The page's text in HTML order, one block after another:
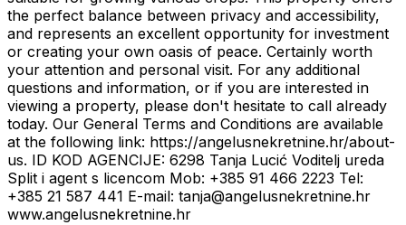
the perfect balance between privacy and accessibility,
and represents an excellent opportunity for investment
or creating your own oasis of peace. Certainly worth
your attention and personal visit. For any additional
questions and information, or if you are interested in
viewing a property, please don't hesitate to call already
today. Our General Terms and Conditions are available
at the following link: https://angelusnekretnine.hr/about-
us. ID KOD AGENCIJE: 6298 Tanja Lucić Voditelj ureda
Split i agent s licencom Mob: +385 91 466 2223 Tel:
+385 21 587 441 E-mail: tanja@angelusnekretnine.hr
www.angelusnekretnine.hr